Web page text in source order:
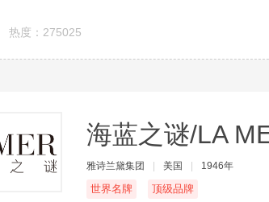
热度：275025
海蓝之谜/LA
雅诗兰黛集团 美国 1946年
世界名牌 顶级品牌